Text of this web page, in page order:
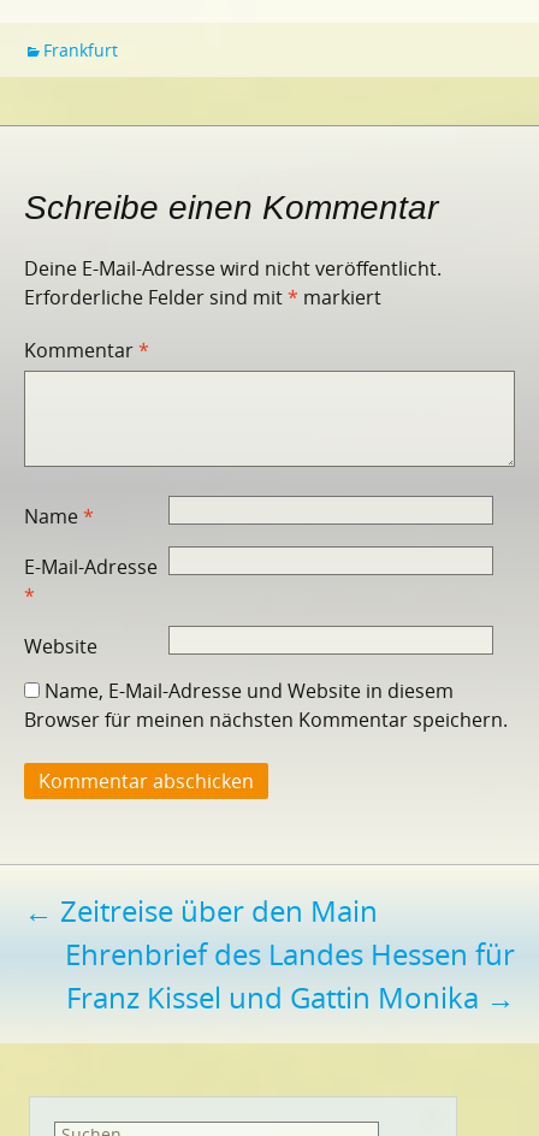
Frankfurt
Schreibe einen Kommentar
Deine E-Mail-Adresse wird nicht veröffentlicht.
Erforderliche Felder sind mit* markiert
Kommentar*
Name*
E-Mail-Adresse
*
Website
Name, E-Mail-Adresse und Website in diesem
Browser für meinen nächsten Kommentar speichern.
Beitragsnavigation
← Zeitreise über den Main
Ehrenbrief des Landes Hessen für
Franz Kissel und Gattin Monika →